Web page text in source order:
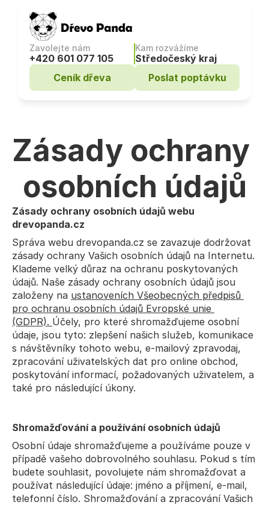
Zásady ochrany
osobních údajů
Zásady ochrany osobních údajů webu
drevopanda.cz
Správa webu drevopanda.cz se zavazuje dodržovat
zásady ochrany Vašich osobních údajů na Internetu.
Klademe velký důraz na ochranu poskytovaných
údajů. Naše zásady ochrany osobních údajů jsou
založeny na ustanoveních Všeobecných předpisů
pro ochranu osobních údajů Evropské unie
(GDPR). Účely, pro které shromažďujeme osobní
údaje, jsou tyto: zlepšení našich služeb, komunikace
s návštěvníky tohoto webu, e-mailový zpravodaj,
zpracování uživatelských dat pro online obchod,
poskytování informací, požadovaných uživatelem, a
také pro následující úkony.
Shromažďování a používání osobních údajů
Osobní údaje shromažďujeme a používáme pouze v
případě vašeho dobrovolného souhlasu. Pokud s tím
budete souhlasit, povolujete nám shromažďovat a
používat následující údaje: jméno a příjmení, e-mail,
telefonní číslo. Shromažďování a zpracování Vašich
Zavolejte nám
+420 601 077 105
Kam rozvážíme
Středočeský kraj
Ceník dřeva
Poslat poptávku